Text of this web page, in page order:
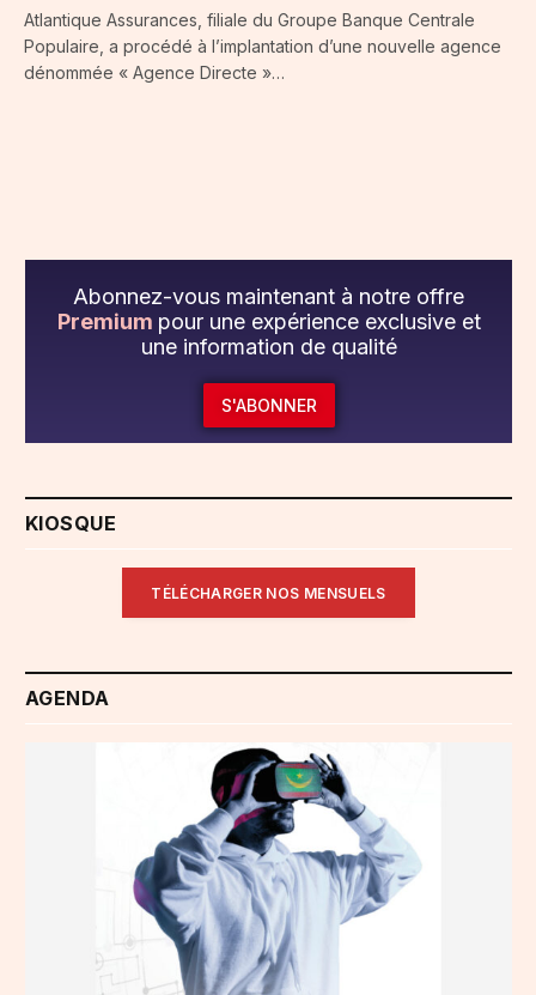
Atlantique Assurances, filiale du Groupe Banque Centrale
Populaire, a procédé à l’implantation d’une nouvelle agence
dénommée « Agence Directe »…
Abonnez-vous maintenant à notre offre
Premium pour une expérience exclusive et
une information de qualité
S'ABONNER
KIOSQUE
TÉLÉCHARGER NOS MENSUELS
AGENDA